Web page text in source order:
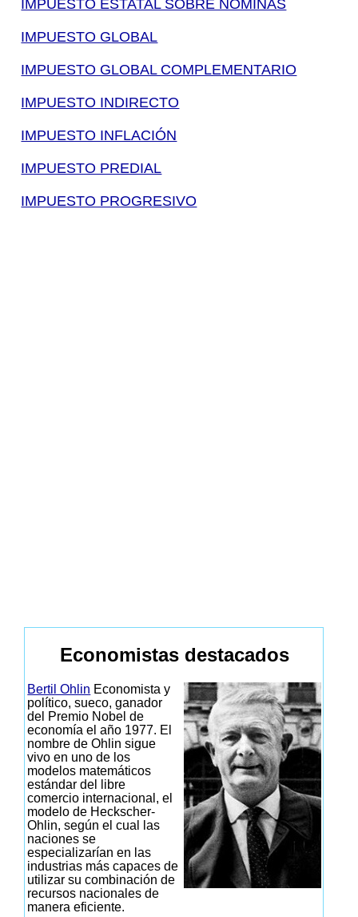
IMPUESTO ESTATAL SOBRE NÓMINAS
IMPUESTO GLOBAL
IMPUESTO GLOBAL COMPLEMENTARIO
IMPUESTO INDIRECTO
IMPUESTO INFLACIÓN
IMPUESTO PREDIAL
IMPUESTO PROGRESIVO
Economistas destacados
Bertil Ohlin Economista y
político, sueco, ganador
del Premio Nobel de
economía el año 1977. El
nombre de Ohlin sigue
vivo en uno de los
modelos matemáticos
estándar del libre
comercio internacional, el
modelo de Heckscher-
Ohlin, según el cual las
naciones se
especializarían en las
industrias más capaces de
utilizar su combinación de
recursos nacionales de
manera eficiente.